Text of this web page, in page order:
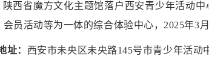
陕西省魔方文化主题馆落户西安青少年活动
会员活动等为一体的综合体验中心，2025年3
址： 西安市未央区未央路145号市青少年活